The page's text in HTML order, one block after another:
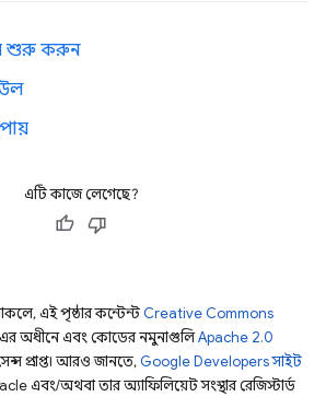
শুরু করুন
এটি কাজে লেগেছে?
এই পৃষ্ঠার কন্টেন্ট Creative Commons
অধীনে এবং কোডের নমুনাগুলিApache 2.0
প্রাপ্ত। আরও জানতে, Google Developers সাইট
এবং/অথবা তার অ্যাফিলিয়েট সংস্থার রেজিস্টার্ড